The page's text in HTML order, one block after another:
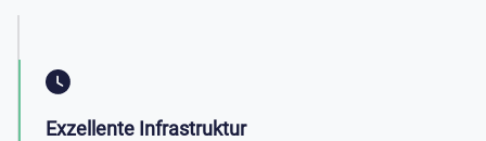
Exzellente Infrastruktur